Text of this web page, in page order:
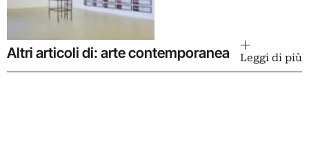
Altri articoli di: arte contemporanea Leggi di più